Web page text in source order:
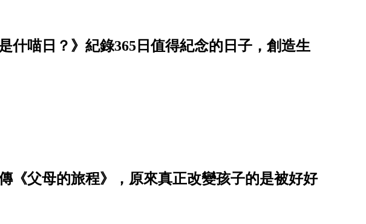
什喵日？》紀錄365日值得紀念的日子，創造生
《父母的旅程》，原來真正改變孩子的是被好好